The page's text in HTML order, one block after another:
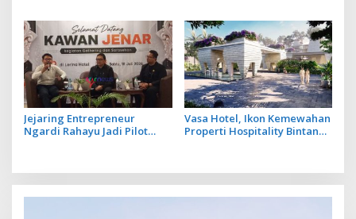
KEK Kura Kura
Jejaring Entrepreneur
Ngardi Rahayu Jadi Pilot
Vasa Hotel, Ikon Kemewahan
Properti Hospitality Bintang